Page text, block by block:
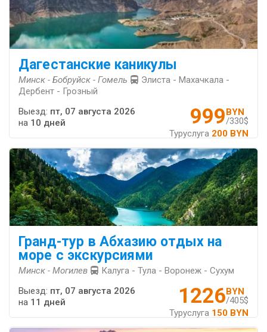
Дагестанские каникулы
Минск - Бобруйск - Гомель
Элиста - Махачкала -
Дербент - Грозный
999BYN
/330$
Туруслуга 200 BYN
Выезд: пт, 07 августа 2026
на 10 дней
Гранд-тур в Абхазию отдых на
море с экскурсиями
Минск - Могилев Калуга - Тула - Воронеж - Сухум
1226BYN
/405$
Туруслуга 150 BYN
Выезд: пт, 07 августа 2026
на 11 дней